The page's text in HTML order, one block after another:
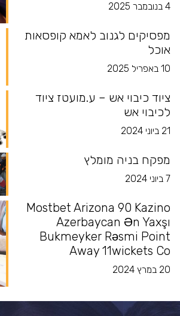
4 בנובמבר 2025
מפסיקים לגנוב לאמא קופסאות
אוכל
10 באפריל 2025
ציוד כיבוי אש – ע.מועטז ציוד
לכיבוי אש
21 ביוני 2024
מפקח בניה מומלץ
7 ביוני 2024
Mostbet Arizona 90 Kazino
Azerbaycan Ən Yaxşı
Bukmeyker Rəsmi Point
Away 11wickets Co
20 במרץ 2024